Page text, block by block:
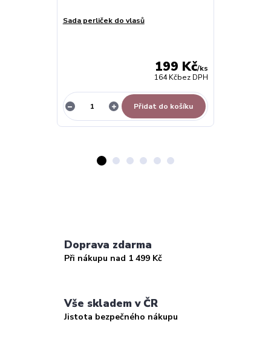
Sada perliček do vlasů
199 Kč/ks
164 Kčbez DPH
Přidat do košíku
Doprava zdarma
Při nákupu nad 1 499 Kč
Vše skladem v ČR
Jistota bezpečného nákupu